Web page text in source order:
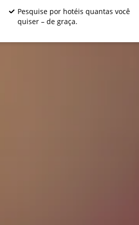
Pesquise por hotéis quantas você
quiser – de graça.